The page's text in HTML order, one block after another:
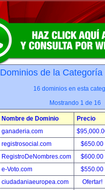
Dominios de la
16 dominios en esta
Mostrando 1 de 16
Nombre de Dominio
Precio
ganaderia.com
registrosocial.com
$650.00
RegistroDeNombres.com
$600.00
e-Voto.com
$550.00
ciudadaniaeuropea.com
Ofertar!